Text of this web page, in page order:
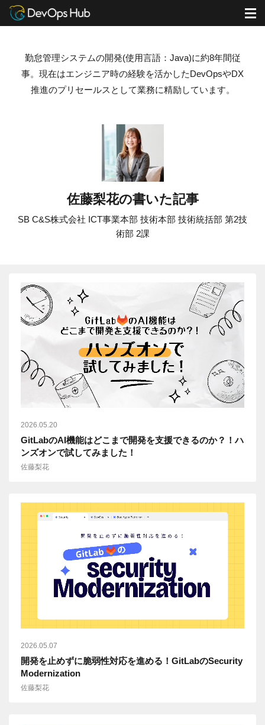
DevOps Hub ブログ 佐藤梨花の書いた記事
佐藤梨花の書いた記事
SB C&S株式会社 ICT事業本部 技術本部 技術統括部 第2技
術部 2課
勤怠管理システムの開発(使用言語：Java)に約8年間従
事。 現在はエンジニア時の経験を活かしたDevOpsやDX
推進のプリセールスとして業務に精励しています。
2026.05.20
GitLabのAI機能はどこまで開発を支援できるのか？！ハ
ンズオンで試してみました！
佐藤梨花
2026.05.07
開発を止めずに脆弱性対応を進める！GitLabのSecurity
Modernization
佐藤梨花